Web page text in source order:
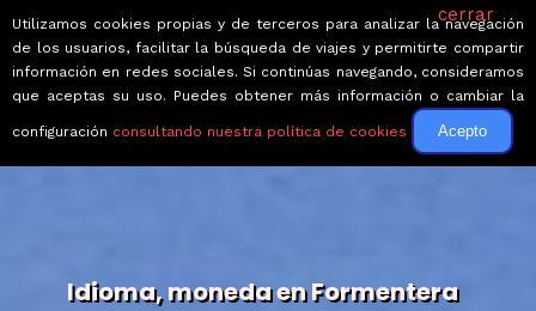
Idioma, moneda en Formentera
cerrar
Utilizamos cookies propias y de terceros para analizar la navegación
de los usuarios, facilitar la búsqueda de viajes y permitirte compartir
información en redes sociales. Si continúas navegando, consideramos
que aceptas su uso. Puedes obtener más información o cambiar la
configuración consultando nuestra política de cookies Acepto